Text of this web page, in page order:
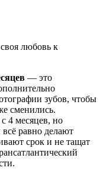
любовь к
— это
зубов, чтобы
сменились.
4 месяцев, но
равно делают
срок и не тащат